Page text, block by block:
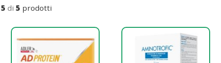
5 di 5 prodotti